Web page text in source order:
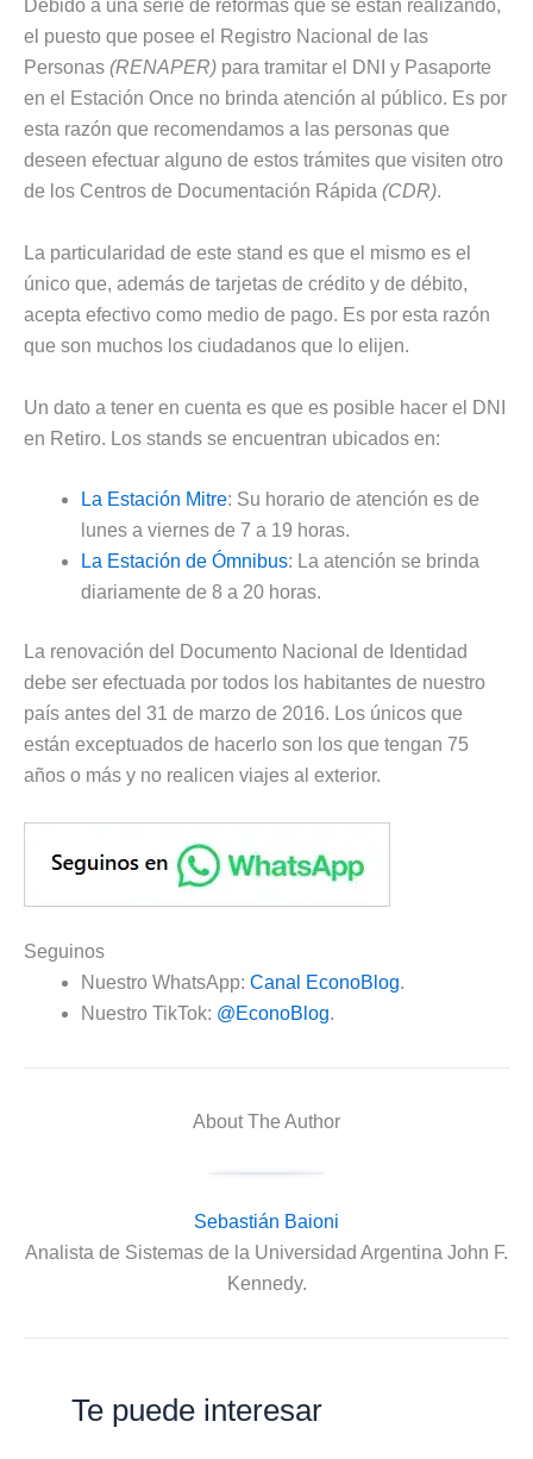
Debido a una serie de reformas que se están realizando,
el puesto que posee el Registro Nacional de las
Personas (RENAPER) para tramitar el DNI y Pasaporte
en el Estación Once no brinda atención al público. Es por
esta razón que recomendamos a las personas que
deseen efectuar alguno de estos trámites que visiten otro
de los Centros de Documentación Rápida (CDR).
La particularidad de este stand es que el mismo es el
único que, además de tarjetas de crédito y de débito,
acepta efectivo como medio de pago. Es por esta razón
que son muchos los ciudadanos que lo elijen.
Un dato a tener en cuenta es que es posible hacer el DNI
en Retiro. Los stands se encuentran ubicados en:
La Estación Mitre: Su horario de atención es de
lunes a viernes de 7 a 19 horas.
La Estación de Ómnibus: La atención se brinda
diariamente de 8 a 20 horas.
La renovación del Documento Nacional de Identidad
debe ser efectuada por todos los habitantes de nuestro
país antes del 31 de marzo de 2016. Los únicos que
están exceptuados de hacerlo son los que tengan 75
años o más y no realicen viajes al exterior.
Seguinos
Nuestro WhatsApp: Canal EconoBlog.
Nuestro TikTok: @EconoBlog.
About The Author
Sebastián Baioni
Analista de Sistemas de la Universidad Argentina John F.
Kennedy.
Te puede interesar